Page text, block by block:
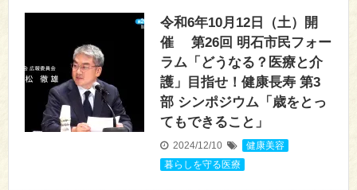
令和6年10月12日（土）開
催 第26回 明石市民フォー
ラム「どうなる？医療と介
護」目指せ！健康長寿 第3
部 シンポジウム「歳をとっ
てもできること」
2024/12/10 健康美容
暮らしを守る医療